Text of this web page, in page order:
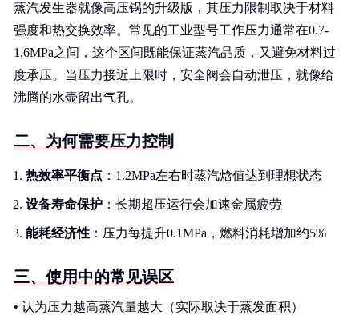
蒸汽发生器就像高压锅的升级版，其压力限制取决于材料
强度和热交换效率。常见的工业型号工作压力通常在0.7-
1.6MPa之间，这个区间既能保证蒸汽品质，又避免材料过
度承压。当压力接近上限时，安全阀会自动泄压，就像给
沸腾的水壶留出气孔。
二、为何需要压力控制
热效率平衡点 ：1.2MPa左右时蒸汽焓值达到理想状态
设备寿命保护 ：长期超压运行会加速金属疲劳
能耗经济性 ：压力每提升0.1MPa，燃料消耗增加约5%
三、使用中的常见误区
• 认为压力越高蒸汽量越大（实际取决于蒸发面积）